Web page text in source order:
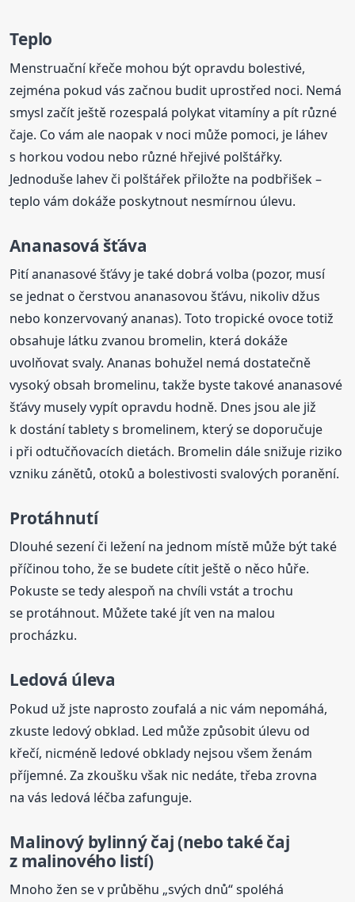
Teplo
Menstruační křeče mohou být opravdu bolestivé,
zejména pokud vás začnou budit uprostřed noci. Nemá
smysl začít ještě rozespalá polykat vitamíny a pít různé
čaje. Co vám ale naopak v noci může pomoci, je láhev
s horkou vodou nebo různé hřejivé polštářky.
Jednoduše lahev či polštářek přiložte na podbřišek –
teplo vám dokáže poskytnout nesmírnou úlevu.
Ananasová šťáva
Pití ananasové šťávy je také dobrá volba (pozor, musí
se jednat o čerstvou ananasovou šťávu, nikoliv džus
nebo konzervovaný ananas). Toto tropické ovoce totiž
obsahuje látku zvanou bromelin, která dokáže
uvolňovat svaly. Ananas bohužel nemá dostatečně
vysoký obsah bromelinu, takže byste takové ananasové
šťávy musely vypít opravdu hodně. Dnes jsou ale již
k dostání tablety s bromelinem, který se doporučuje
i při odtučňovacích dietách. Bromelin dále snižuje riziko
vzniku zánětů, otoků a bolestivosti svalových poranění.
Protáhnutí
Dlouhé sezení či ležení na jednom místě může být také
příčinou toho, že se budete cítit ještě o něco hůře.
Pokuste se tedy alespoň na chvíli vstát a trochu
se protáhnout. Můžete také jít ven na malou
procházku.
Ledová úleva
Pokud už jste naprosto zoufalá a nic vám nepomáhá,
zkuste ledový obklad. Led může způsobit úlevu od
křečí, nicméně ledové obklady nejsou všem ženám
příjemné. Za zkoušku však nic nedáte, třeba zrovna
na vás ledová léčba zafunguje.
Malinový bylinný čaj (nebo také čaj
z malinového listí)
Mnoho žen se v průběhu „svých dnů“ spoléhá